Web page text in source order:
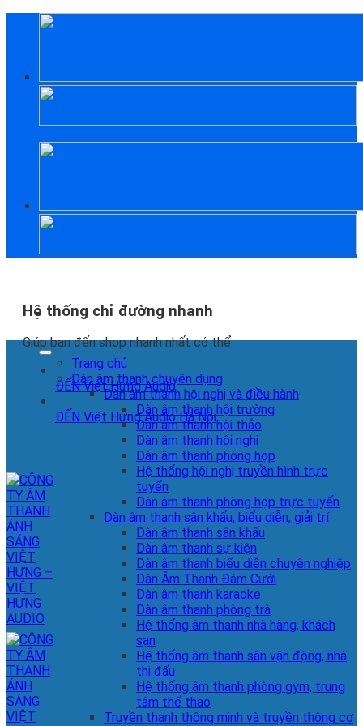
Hệ thống chỉ đường nhanh
Giúp bạn đến shop nhanh nhất có thể
ĐẾN Việt Hưng Audio
ĐẾN Việt Hưng Audio Hà Nội
Trang chủ
Dàn âm thanh chuyên dụng
Dàn âm thanh hội nghị và điều hành
Dàn âm thanh hội trường
Dàn âm thanh hội thảo
Dàn âm thanh hội nghị
Dàn âm thanh phòng họp
Hệ thống hội nghị truyền hình trực
tuyến
Dàn âm thanh phòng họp trực tuyến
Dàn âm thanh sân khấu, biểu diễn, giải trí
Dàn âm thanh sân khấu
Dàn âm thanh sự kiện
Dàn âm thanh biểu diễn chuyên nghiệp
Dàn Âm Thanh Đám Cưới
Dàn âm thanh karaoke
Dàn âm thanh phòng trà
Hệ thống âm thanh nhà hàng, khách
sạn
Hệ thống âm thanh sân vận động, nhà
thi đấu
Hệ thống âm thanh phòng gym, trung
tâm thể thao
Truyền thanh thông minh và truyền thông cơ